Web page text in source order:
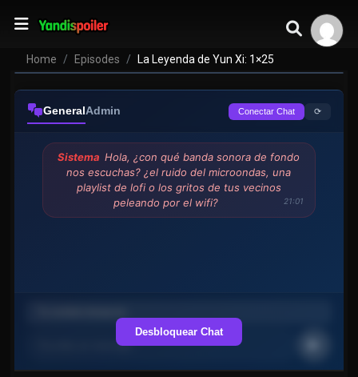
Home Episodes La Leyenda de Yun Xi: 1×25
GeneralAdmin Conectar Chat ⟳
Sistema Hola, ¿con qué banda sonora de fondo
nos escuchas? ¿el ruido del microondas, una
playlist de lofi o los gritos de tus vecinos
peleando por el wifi?
21:01
Desbloquear Chat